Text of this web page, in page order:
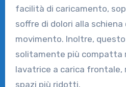
facilità di caricamento,
soffre di dolori alla
movimento. Inoltre,
solitamente più compatta
lavatrice a carica frontale,
spazi più ridotti.